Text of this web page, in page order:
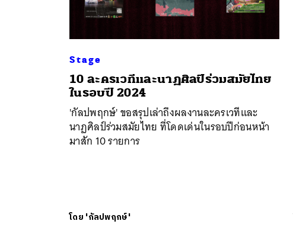
Stage
10 ละครเวทีและนาฏศิลป์ร่วมสมัยไทย
ในรอบปี 2024
'กัลปพฤกษ์' ขอสรุปเล่าถึงผลงานละครเวทีและ
นาฏศิลป์ร่วมสมัยไทย ที่โดดเด่นในรอบปีก่อนหน้า
มาสัก 10 รายการ
โดย 'กัลปพฤกษ์'